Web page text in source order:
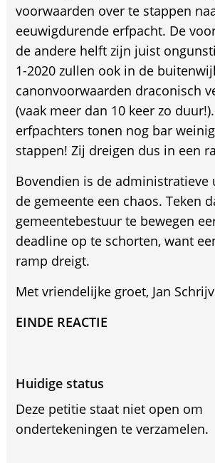
voorwaarden over te stappen
eeuwigdurende erfpacht. De
de andere helft zijn juist
1-2020 zullen ook in de
canonvoorwaarden draconisch
(vaak meer dan 10 keer zo
erfpachters tonen nog bar
stappen! Zij dreigen dus in een
Bovendien is de administratieve
de gemeente een chaos. Teken
gemeentebestuur te bewegen
deadline op te schorten, want
ramp dreigt.
Met vriendelijke groet, Jan
EINDE REACTIE
Huidige status
Deze petitie staat niet open om
ondertekeningen te verzamelen.